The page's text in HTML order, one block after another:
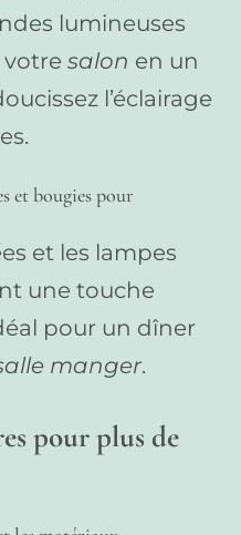
lumineuses
salon en un
l’éclairage
et bougies pour
et les lampes
une touche
pour un dîner
manger.
pour plus de